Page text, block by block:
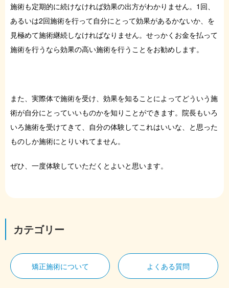
施術も定期的に続けなければ効果の出方がわかりません。1回、
あるいは2回施術を行って自分にとって効果があるかないか、を
見極めて施術継続しなければなりません。せっかくお金を払って
施術を行うなら効果の高い施術を行うことをお勧めします。
また、実際体で施術を受け、効果を知ることによってどういう施
術が自分にとっていいものかを知りことができます。院長もいろ
いろ施術を受けてきて、自分の体験してこれはいいな、と思った
ものしか施術にとりいれてません。
ぜひ、一度体験していただくとよいと思います。
カテゴリー
矯正施術について よくある質問